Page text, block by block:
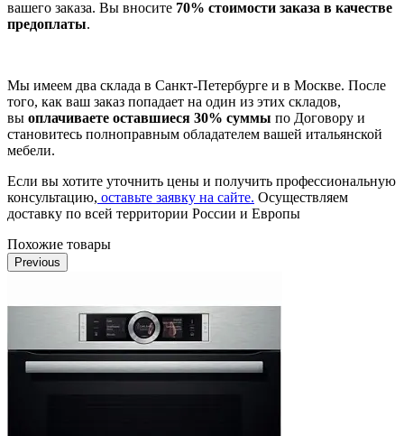
вашего заказа. Вы вносите 70% стоимости заказа в качестве
предоплаты.
Мы имеем два склада в Санкт-Петербурге и в Москве. После
того, как ваш заказ попадает на один из этих складов,
вы оплачиваете оставшиеся 30% суммы по Договору и
становитесь полноправным обладателем вашей итальянской
мебели.
Если вы хотите уточнить цены и получить профессиональную
консультацию, оставьте заявку на сайте. Осуществляем
доставку по всей территории России и Европы
Похожие товары
Previous